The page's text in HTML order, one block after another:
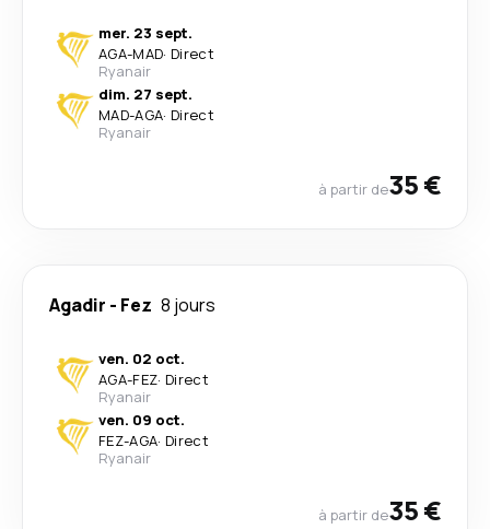
mer. 23 sept.
AGA-MAD· Direct
Ryanair
dim. 27 sept.
MAD-AGA· Direct
Ryanair
à partir de35 €
Agadir - Fez 8 jours
ven. 02 oct.
AGA-FEZ· Direct
Ryanair
ven. 09 oct.
FEZ-AGA· Direct
Ryanair
à partir de35 €